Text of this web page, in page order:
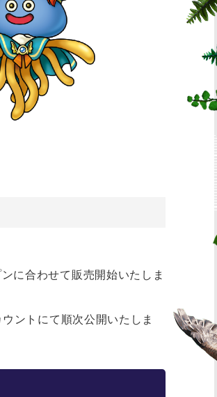
に合わせて販売開始いたしま
ントにて順次公開いたしま